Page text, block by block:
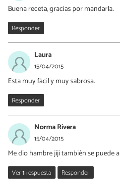
Buena receta, gracias por mandarla.
Responder
Laura
15/04/2015
Esta muy fácil y muy sabrosa.
Responder
Norma Rivera
15/04/2015
Me dio hambre jiji también se puede
Ver1respuesta Responder